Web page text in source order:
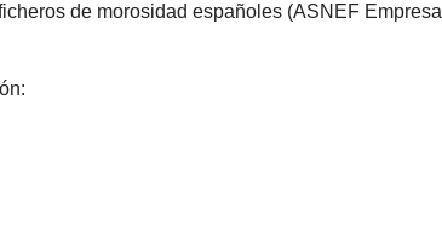
de morosidad españoles (ASNEF